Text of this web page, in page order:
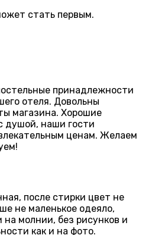
стать первым.
принадлежности
отеля. Довольны
магазина. Хорошие
душой, наши гости
ценам. Желаем
после стирки цвет не
не маленькое одеяло,
на молнии, без рисунков и
как и на фото.